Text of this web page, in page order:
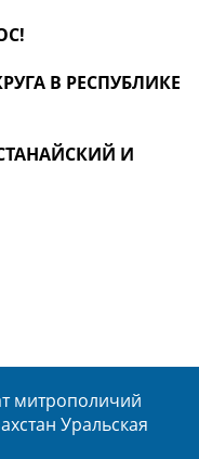
В РЕСПУБЛИКЕ
И
митрополичий
Уральская